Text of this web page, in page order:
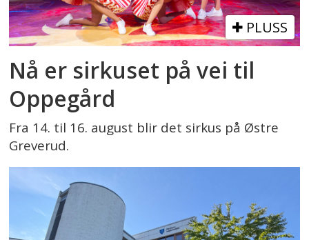
PLUSS
Nå er sirkuset på vei til
Oppegård
Fra 14. til 16. august blir det sirkus på Østre
Greverud.